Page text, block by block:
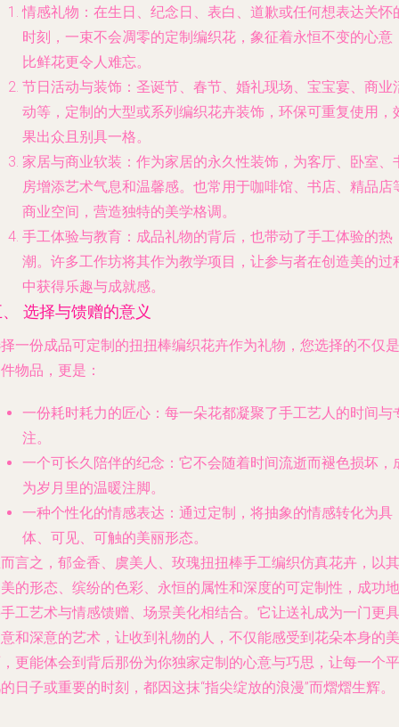
情感礼物 ：在生日、纪念日、表白、道歉或任何想表达关怀
时刻，一束不会凋零的定制编织花，象征着永恒不变的心意
比鲜花更令人难忘。
节日活动与装饰 ：圣诞节、春节、婚礼现场、宝宝宴、商业
动等，定制的大型或系列编织花卉装饰，环保可重复使用，
果出众且别具一格。
家居与商业软装 ：作为家居的永久性装饰，为客厅、卧室、
房增添艺术气息和温馨感。也常用于咖啡馆、书店、精品店
商业空间，营造独特的美学格调。
手工体验与教育 ：成品礼物的背后，也带动了手工体验的热
潮。许多工作坊将其作为教学项目，让参与者在创造美的过
中获得乐趣与成就感。
选择与馈赠的意义
一份成品可定制的扭扭棒编织花卉作为礼物，您选择的不仅是
物品，更是：
一份耗时耗力的匠心 ：每一朵花都凝聚了手工艺人的时间与
注。
一个可长久陪伴的纪念 ：它不会随着时间流逝而褪色损坏，
为岁月里的温暖注脚。
一种个性化的情感表达 ：通过定制，将抽象的情感转化为具
体、可见、可触的美丽形态。
言之，郁金香、虞美人、玫瑰扭扭棒手工编织仿真花卉，以其
的形态、缤纷的色彩、永恒的属性和深度的可定制性，成功地
工艺术与情感馈赠、场景美化相结合。它让送礼成为一门更具
和深意的艺术，让收到礼物的人，不仅能感受到花朵本身的美
更能体会到背后那份为你独家定制的心意与巧思，让每一个平
日子或重要的时刻，都因这抹“指尖绽放的浪漫”而熠熠生辉。